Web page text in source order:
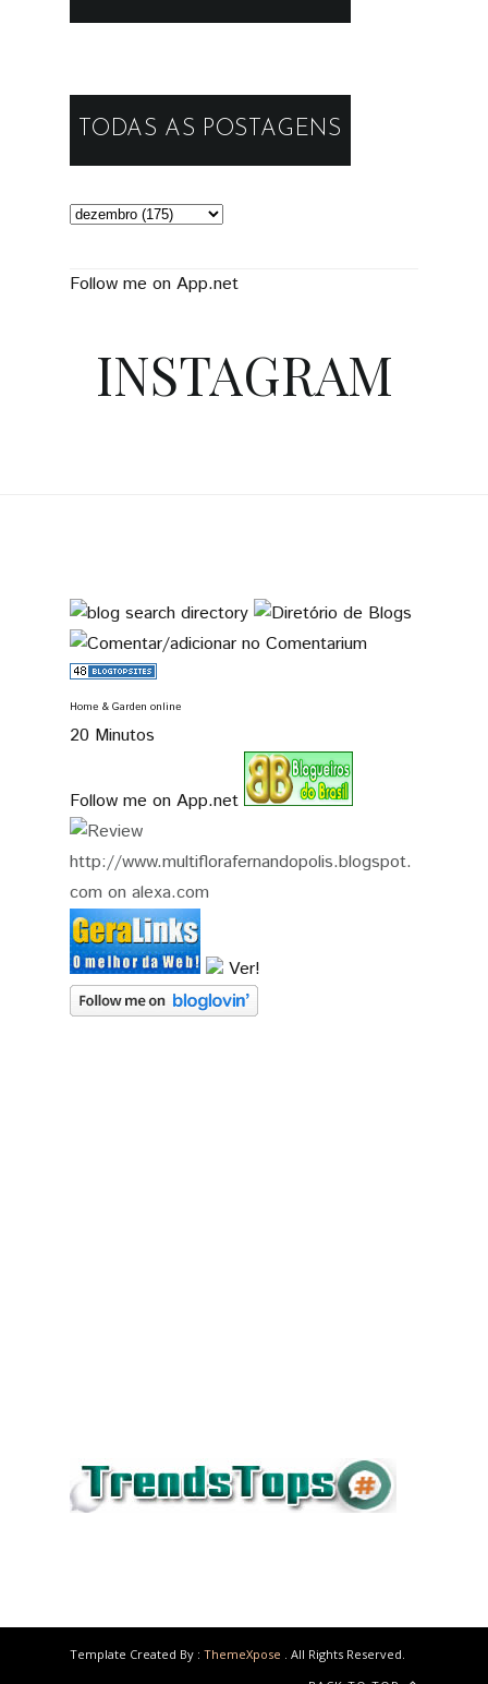
TODAS AS POSTAGENS
Follow me on App.net
INSTAGRAM
Home & Garden online
20 Minutos
Follow me on App.net
Ver!
Template Created By : ThemeXpose . All Rights Reserved.